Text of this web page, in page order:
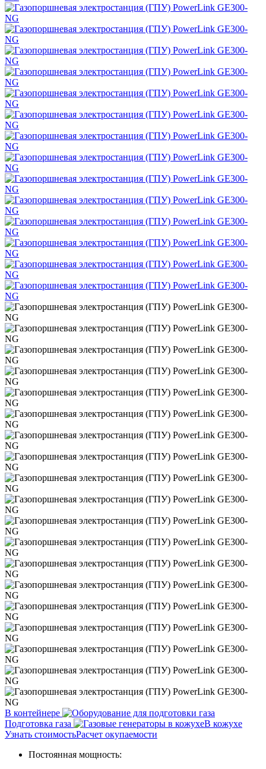
В контейнере
Подготовка газа
В кожухе
Узнать стоимостьРасчет окупаемости
Постоянная мощность: